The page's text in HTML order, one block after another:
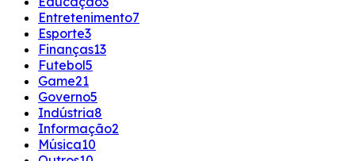
Entretenimento7
Esporte3
Finanças13
Futebol5
Game21
Governo5
Indústria8
Informação2
Música10